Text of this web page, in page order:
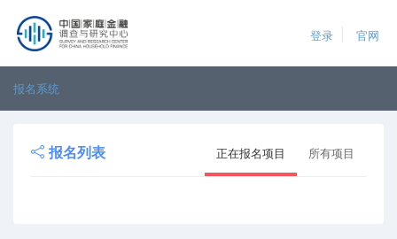
登录 官网
报名系统
报名列表 正在报名项目 所有项目